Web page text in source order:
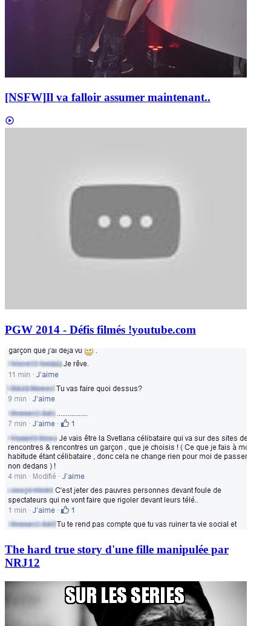
[NSFW]Il va falloir assumer maintenant..
PGW 2014 - Défis filmés !youtube.com
The hard true story d'une fille manipulée par
NRJ12